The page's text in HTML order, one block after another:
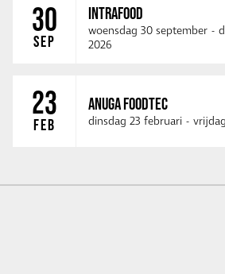
30
SEP
INTRAFOOD
woensdag 30 september -
2026
23
FEB
ANUGA FOODTEC
dinsdag 23 februari -